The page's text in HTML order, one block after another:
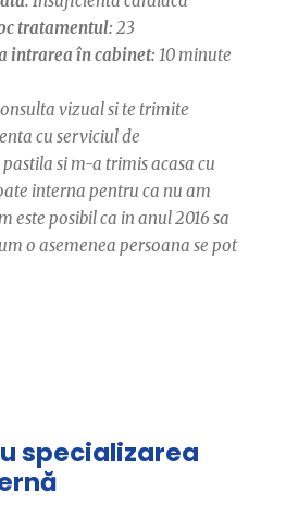
tratamentul: 23
intrarea în cabinet: 10 minute
vizual si te trimite
cu serviciul de
si m-a trimis acasa cu
interna pentru ca nu am
este posibil ca in anul 2016 sa
o asemenea persoana se pot
specializarea